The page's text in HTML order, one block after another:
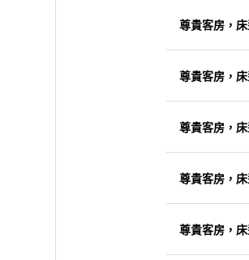
尊貴客房，
尊貴客房，
尊貴客房，
尊貴客房，
尊貴客房，